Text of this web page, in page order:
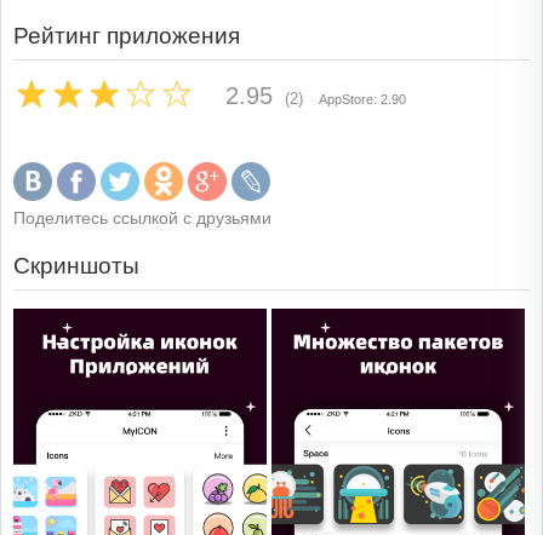
Рейтинг приложения
2.95 (2) AppStore: 2.90
Поделитесь ссылкой с друзьями
Скриншоты